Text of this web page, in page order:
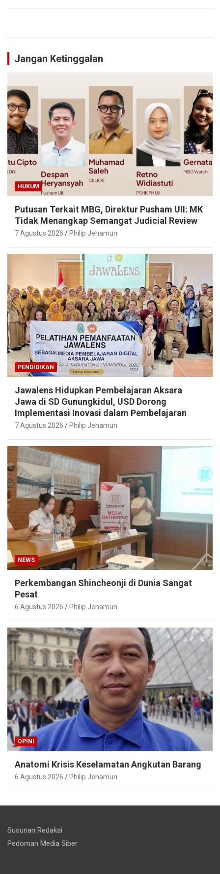
Jangan Ketinggalan
HUKUM
Putusan Terkait MBG, Direktur Pusham UII: MK
Tidak Menangkap Semangat Judicial Review
7 Agustus 2026 Philip Jehamun
PENDIDIKAN
Jawalens Hidupkan Pembelajaran Aksara
Jawa di SD Gunungkidul, USD Dorong
Implementasi Inovasi dalam Pembelajaran
7 Agustus 2026 Philip Jehamun
NEWS
Perkembangan Shincheonji di Dunia Sangat
Pesat
6 Agustus 2026 Philip Jehamun
OPINI
Anatomi Krisis Keselamatan Angkutan Barang
6 Agustus 2026 Philip Jehamun
Susunan Redaksi
Pedoman Media Siber